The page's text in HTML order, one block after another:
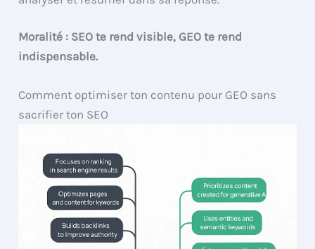
Moralité : SEO te rend visible, GEO te rend
indispensable.
Comment optimiser ton contenu pour GEO sans
sacrifier ton SEO